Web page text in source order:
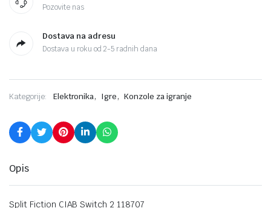
Pozovite nas
Dostava na adresu
Dostava u roku od 2-5 radnih dana
Kategorije: Elektronika, Igre, Konzole za igranje
Opis
Split Fiction CIAB Switch 2 118707